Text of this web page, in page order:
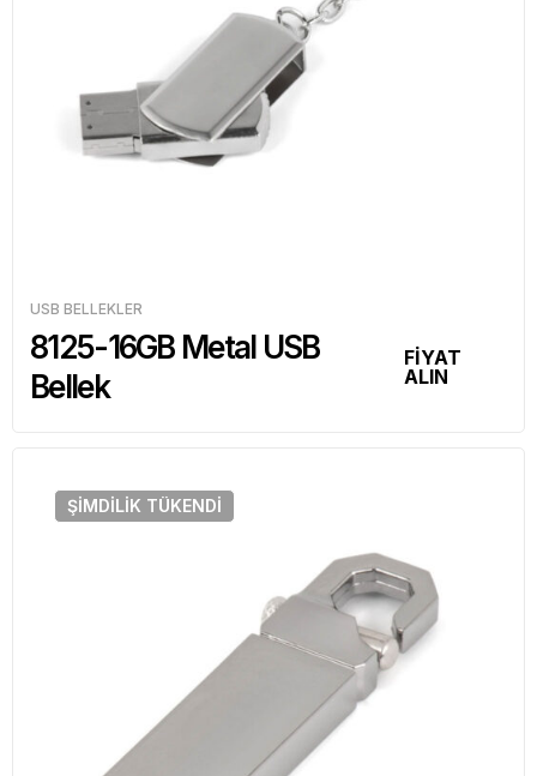
USB BELLEKLER
8125-16GB Metal USB
Bellek
FİYAT
ALIN
ŞIMDILIK TÜKENDI